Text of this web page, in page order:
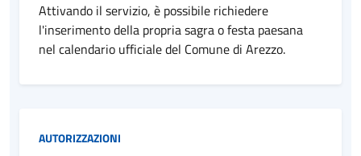
Attivando il servizio, è possibile richiedere
l'inserimento della propria sagra o festa paesana
nel calendario ufficiale del Comune di Arezzo.
Categoria:
AUTORIZZAZIONI